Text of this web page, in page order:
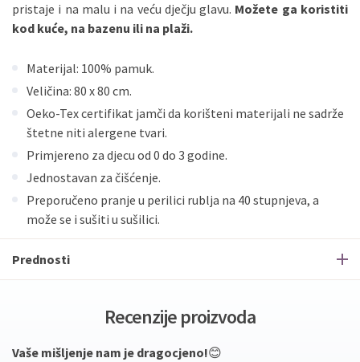
pristaje i na malu i na veću dječju glavu. Možete ga koristiti
kod kuće, na bazenu ili na plaži.
Materijal: 100% pamuk.
Veličina: 80 x 80 cm.
Oeko-Tex certifikat jamči da korišteni materijali ne sadrže
štetne niti alergene tvari.
Primjereno za djecu od 0 do 3 godine.
Jednostavan za čišćenje.
Preporučeno pranje u perilici rublja na 40 stupnjeva, a
može se i sušiti u sušilici.
Prednosti
Recenzije proizvoda
Vaše mišljenje nam je dragocjeno!😊